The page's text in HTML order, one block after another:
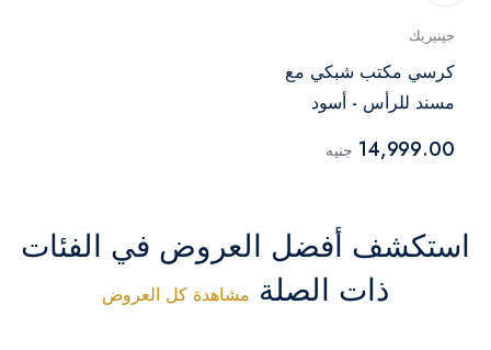
جينيريك
كرسي مكتب شبكي مع
مسند للرأس - أسود
14,999.00 جنيه
استكشف أفضل العروض في الفئات
ذات الصلة مشاهدة كل العروض